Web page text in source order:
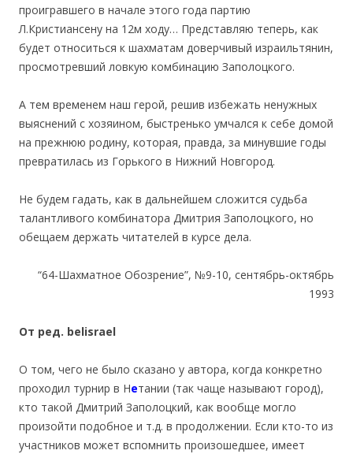
проигравшего в начале этого года партию
Л.Кристиансену на 12м ходу… Представляю теперь, как
будет относиться к шахматам доверчивый израильтянин,
просмотревший ловкую комбинацию Заполоцкого.
А тем временем наш герой, решив избежать ненужных
выяснений с хозяином, быстренько умчался к себе домой
на прежнюю родину, которая, правда, за минувшие годы
превратилась из Горького в Нижний Новгород.
Не будем гадать, как в дальнейшем сложится судьба
талантливого комбинатора Дмитрия Заполоцкого, но
обещаем держать читателей в курсе дела.
“64-Шахматное Обозрение”, №9-10, сентябрь-октябрь
1993
От ред. belisrael
О том, чего не было сказано у автора, когда конкретно
проходил турнир в Нетании (так чаще называют город),
кто такой Дмитрий Заполоцкий, как вообще могло
произойти подобное и т.д. в продолжении. Если кто-то из
участников может вспомнить произошедшее, имеет